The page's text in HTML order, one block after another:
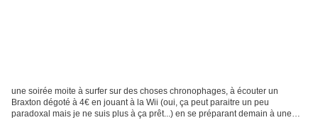
une soirée moite à surfer sur des choses chronophages, à écouter un
Braxton dégoté à 4€ en jouant à la Wii (oui, ça peut paraitre un peu
paradoxal mais je ne suis plus à ça prêt...) en se préparant demain à une